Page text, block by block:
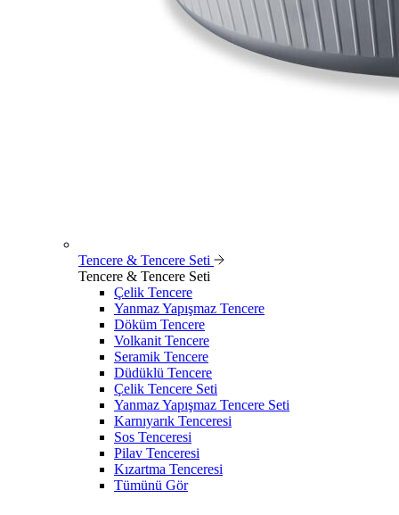
Tencere & Tencere Seti
Tencere & Tencere Seti
Çelik Tencere
Yanmaz Yapışmaz Tencere
Döküm Tencere
Volkanit Tencere
Seramik Tencere
Düdüklü Tencere
Çelik Tencere Seti
Yanmaz Yapışmaz Tencere Seti
Karnıyarık Tenceresi
Sos Tenceresi
Pilav Tenceresi
Kızartma Tenceresi
Tümünü Gör